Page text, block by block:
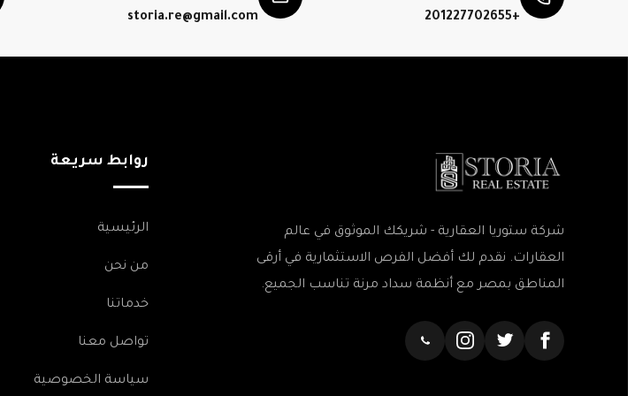
+201227702655
storia.re@gmail.com
شركة ستوريا العقارية - شريكك الموثوق في عالم
العقارات. نقدم لك أفضل الفرص الاستثمارية في أرقى
المناطق بمصر مع أنظمة سداد مرنة تناسب الجميع.
روابط سريعة
الرئيسية
من نحن
خدماتنا
تواصل معنا
سياسة الخصوصية